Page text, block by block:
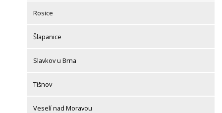
Rosice
Šlapanice
Slavkov u Brna
Tišnov
Veselí nad Moravou